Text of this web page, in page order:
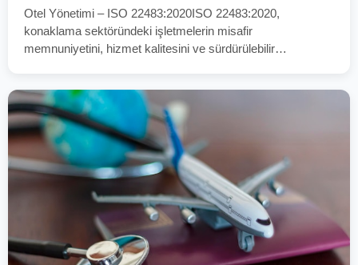
Otel Yönetimi – ISO 22483:2020ISO 22483:2020,
konaklama sektöründeki işletmelerin misafir
memnuniyetini, hizmet kalitesini ve sürdürülebilir
konaklama tesislerinin sunduğu hizmetleri tutarlılık,
güvenlik, temizlik, personel…